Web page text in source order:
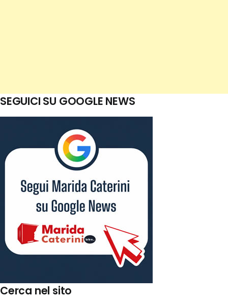
SEGUICI SU GOOGLE NEWS
Cerca nel sito